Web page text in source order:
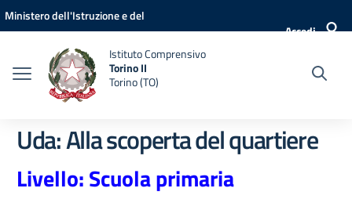
Vai ai contenuti
Vai al menu di navigazione
Vai al footer
Ministero dell'Istruzione e del
Accedi
Istituto Comprensivo
Torino II
Torino (TO)
Uda: Alla scoperta del quartiere
Livello: Scuola primaria